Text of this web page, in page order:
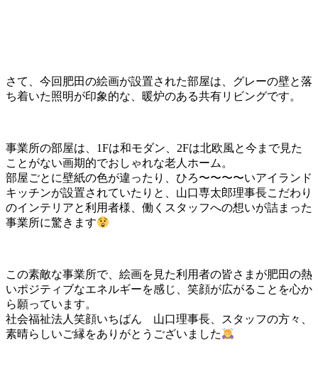
さて、今回肥田の絵画が設置された部屋は、グレーの壁と落
ち着いた照明が印象的な、暖炉のある共有リビングです。
事業所の部屋は、1Fは和モダン、2Fは北欧風と今まで見た
ことがない画期的でおしゃれな老人ホーム。
部屋ごとに壁紙の色が違ったり、ひろ〜〜〜〜いアイランド
キッチンが設置されていたりと、山口専太郎理事長こだわり
のインテリアと利用者様、働くスタッフへの想いが詰まった
事業所に驚きます
この素敵な事業所で、絵画を見た利用者の皆さまが肥田の熱
いポジティブなエネルギーを感じ、笑顔が広がることを心か
ら願っています。
社会福祉法人笑顔いちばん 山口理事長、スタッフの方々、
素晴らしいご縁をありがとうございました